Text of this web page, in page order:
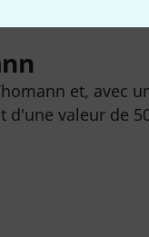
et, avec
d'une valeur de